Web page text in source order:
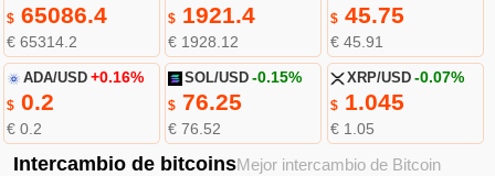
$65086.4
€ 65314.2
$ 1921.4
€ 1928.12
$45.75
€ 45.91
ADA/USD +0.16%
$0.2
€ 0.2
SOL/USD -0.15%
$ 76.25
€ 76.52
XRP/USD -0.07%
$1.045
€ 1.05
Intercambio de bitcoinsMejor intercambio de Bitcoin